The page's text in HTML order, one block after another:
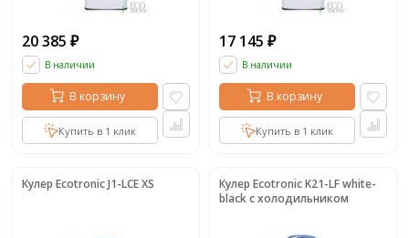
20 385 ₽
В наличии
В корзину
Купить в 1 клик
17 145 ₽
В наличии
В корзину
Купить в 1 клик
Кулер Ecotronic J1-LCE XS
Кулер Ecotronic K21-LF white-
black с холодильником